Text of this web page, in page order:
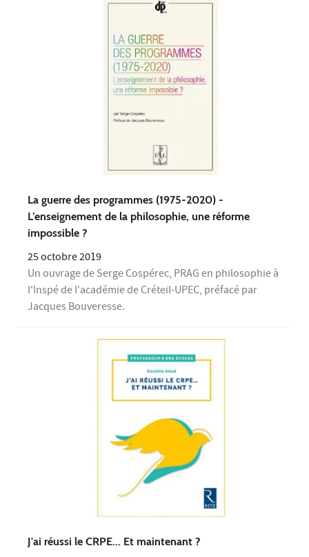
La guerre des programmes (1975-2020) -
L’enseignement de la philosophie, une réforme
impossible ?
25 octobre 2019
Un ouvrage de Serge Cospérec, PRAG en philosophie à
l'Inspé de l'académie de Créteil-UPEC, préfacé par
Jacques Bouveresse.
J'ai réussi le CRPE... Et maintenant ?